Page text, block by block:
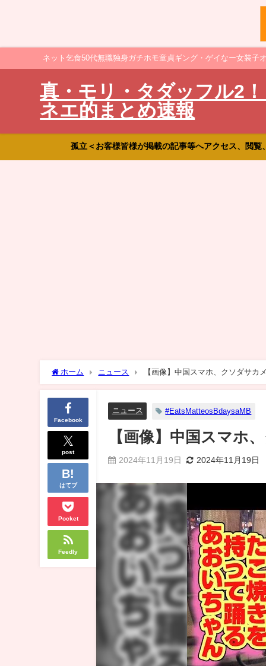
ネット乞食50代無職独身ガチホモ童貞ギング・ゲイなー女装
真・モリ・タダッフル2
ネエ的まとめ速報
孤立＜お客様皆様が掲載の記事等へアクセス、閲
ホーム ニュース 【画像】中国スマホ、クソダサカ
Facebook
post
はてブ
Pocket
Feedly
ニュース #EatsMatteosBdaysaMB
【画像】中国スマホ
2024年11月19日 2024年11月19日